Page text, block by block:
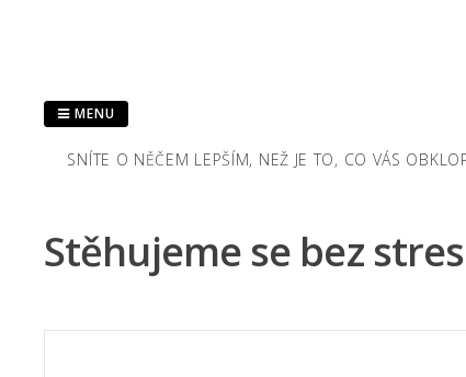
SNÍTE O NĚČEM LEPŠÍM, NEŽ JE TO, CO VÁS
MENU
Stěhujeme se bez